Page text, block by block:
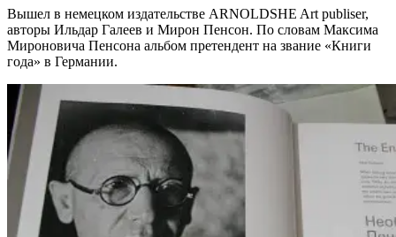
Вышел в немецком издательстве ARNOLDSHE Art publiser,
авторы Ильдар Галеев и Мирон Пенсон. По словам Максима
Мироновича Пенсона альбом претендент на звание «Книги
года» в Германии.